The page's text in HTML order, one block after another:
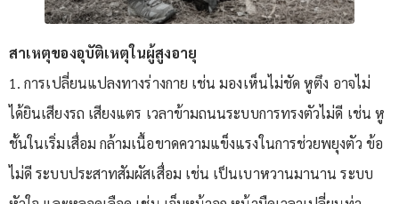
สาเหตุของอุบัติเหตุในผู้สูงอายุ
1. การเปลี่ยนแปลงทางร่างกาย เช่น มองเห็นไม่ชัด หูตึง อาจไม่
ได้ยินเสียงรถ เสียงแตร เวลาข้ามถนนระบบการทรงตัวไม่ดี เช่น หู
ชั้นในเริ่มเสื่อม กล้ามเนื้อขาดความแข็งแรงในการช่วยพยุงตัว ข้อ
ไม่ดี ระบบประสาทสัมผัสเสื่อม เช่น เป็นเบาหวานมานาน ระบบ